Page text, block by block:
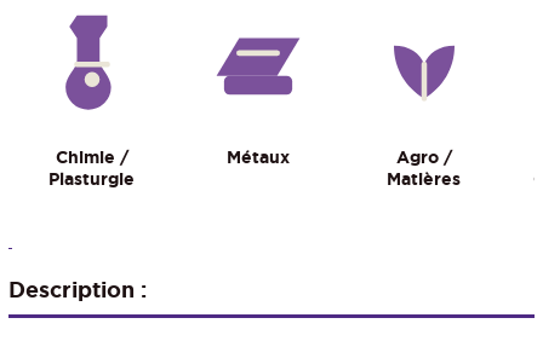
Chimie /
Plasturgie
Métaux
Agro /
Matières
Description :